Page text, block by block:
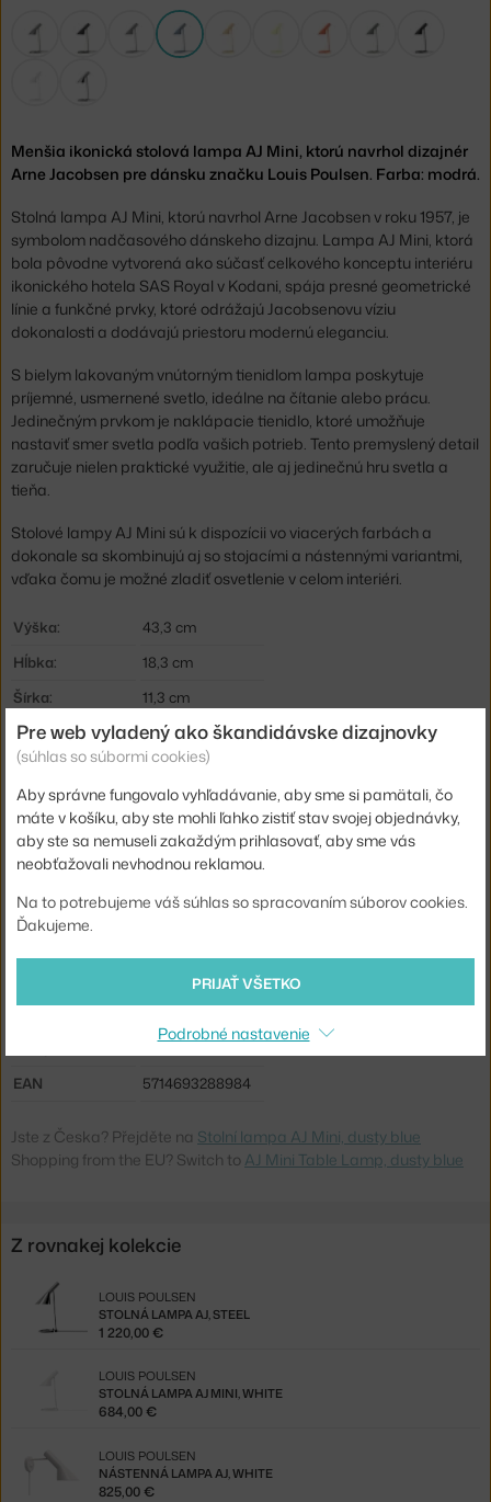
Menšia ikonická stolová lampa AJ Mini, ktorú navrhol dizajnér
Arne Jacobsen pre dánsku značku Louis Poulsen. Farba: modrá.
Stolná lampa AJ Mini, ktorú navrhol Arne Jacobsen v roku 1957, je
symbolom nadčasového dánskeho dizajnu. Lampa AJ Mini, ktorá
bola pôvodne vytvorená ako súčasť celkového konceptu interiéru
ikonického hotela SAS Royal v Kodani, spája presné geometrické
línie a funkčné prvky, ktoré odrážajú Jacobsenovu víziu
dokonalosti a dodávajú priestoru modernú eleganciu.
S bielym lakovaným vnútorným tienidlom lampa poskytuje
príjemné, usmernené svetlo, ideálne na čítanie alebo prácu.
Jedinečným prvkom je naklápacie tienidlo, ktoré umožňuje
nastaviť smer svetla podľa vašich potrieb. Tento premyslený detail
zaručuje nielen praktické využitie, ale aj jedinečnú hru svetla a
tieňa.
Stolové lampy AJ Mini sú k dispozícii vo viacerých farbách a
dokonale sa skombinujú aj so stojacími a nástennými variantmi,
vďaka čomu je možné zladiť osvetlenie v celom interiéri.
Výška:
43,3 cm
Hĺbka:
18,3 cm
Šírka:
11,3 cm
Farba:
modrá
Materiál:
lakovaná oceľ
Dĺžka kábla:
2,4 m
Krytie:
IP20
Hlavný materiál:
kov
Svetelný tok:
308 lm
LPO-5744170233
EAN
5714693288984
Jste z Česka? Přejděte na Stolní lampa AJ Mini, dusty blue
Shopping from the EU? Switch to AJ Mini Table Lamp, dusty blue
Z rovnakej kolekcie
STOLNÁ LAMPA AJ, STEEL
LOUIS POULSEN
1 220,00 €
STOLNÁ LAMPA AJ MINI, WHITE
LOUIS POULSEN
684,00 €
NÁSTENNÁ LAMPA AJ, WHITE
LOUIS POULSEN
825,00 €
Pre web vyladený ako škandidávske dizajnovky
(súhlas so súbormi cookies)
Aby správne fungovalo vyhľadávanie, aby sme si pamätali, čo
máte v košíku, aby ste mohli ľahko zistiť stav svojej objednávky,
aby ste sa nemuseli zakaždým prihlasovať, aby sme vás
neobťažovali nevhodnou reklamou.
Na to potrebujeme váš súhlas so spracovaním súborov cookies.
Ďakujeme.
PRIJAŤ VŠETKO
Podrobné nastavenie